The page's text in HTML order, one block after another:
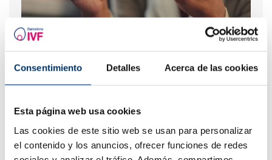
Consentimiento Detalles Acerca de las cookies
Esta página web usa cookies
Las cookies de este sitio web se usan para personalizar
el contenido y los anuncios, ofrecer funciones de redes
Que faire en cas de retard de règles avec un test de
grossesse négatif ?